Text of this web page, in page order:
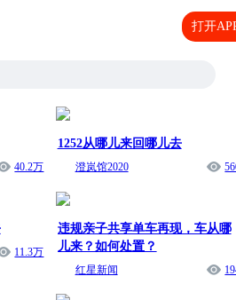
打开
40.2万
11.3万
1252从哪儿来回哪儿去
澄岚馆2020
违规亲子共享单车再现，车从哪
儿来？如何处置？
红星新闻